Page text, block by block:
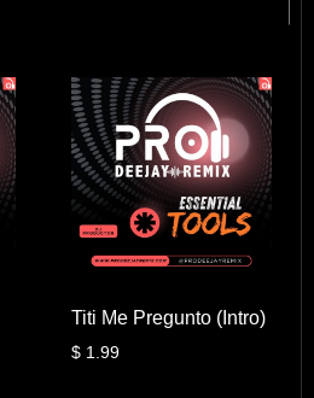
Titi Me Pregunto (Intro)
$ 1.99